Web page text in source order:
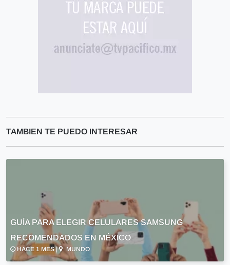
TAMBIEN TE PUEDO INTERESAR
GUÍA PARA ELEGIR CELULARES SAMSUNG
RECOMENDADOS EN MÉXICO
HACE 1 MES | MUNDO